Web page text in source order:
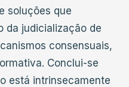
soluções que
da judicialização de
consensuais,
Conclui-se
está intrinsecamente